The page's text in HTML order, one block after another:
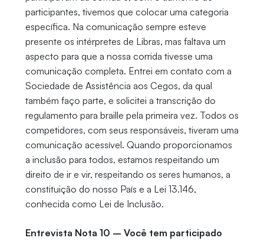
participantes, tivemos que colocar uma categoria
específica. Na comunicação sempre esteve
presente os intérpretes de Libras, mas faltava um
aspecto para que a nossa corrida tivesse uma
comunicação completa. Entrei em contato com a
Sociedade de Assistência aos Cegos, da qual
também faço parte, e solicitei a transcrição do
regulamento para braille pela primeira vez. Todos os
competidores, com seus responsáveis, tiveram uma
comunicação acessível. Quando proporcionamos
a inclusão para todos, estamos respeitando um
direito de ir e vir, respeitando os seres humanos, a
constituição do nosso País e a Lei 13.146,
conhecida como Lei de Inclusão.
Entrevista Nota 10 – Você tem participado